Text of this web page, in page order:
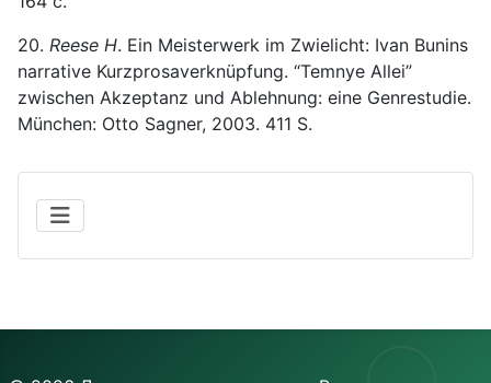
20. Reese H. Ein Meisterwerk im Zwielicht: Ivan Bunins
narrative Kurzprosaverknüpfung. “Temnye Allei”
zwischen Akzeptanz und Ablehnung: eine Genrestudie.
München: Otto Sagner, 2003. 411 S.